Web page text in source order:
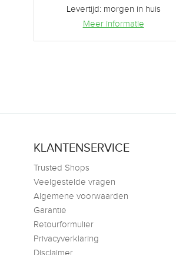
Levertijd: morgen in huis
Meer informatie
KLANTENSERVICE
Trusted Shops
Veelgestelde vragen
Algemene voorwaarden
Garantie
Retourformulier
Privacyverklaring